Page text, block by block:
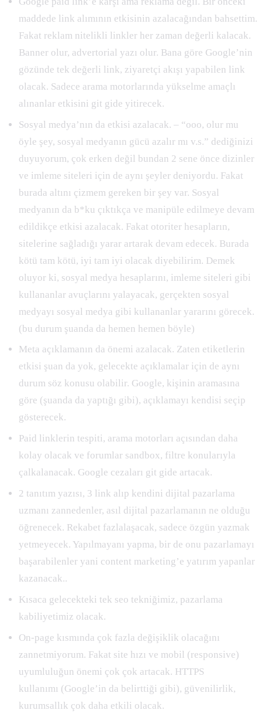
maddede link alımının etkisinin azalacağından bahsettim.
Fakat reklam nitelikli linkler her zaman değerli kalacak.
Banner olur, advertorial yazı olur. Bana göre Google’nin
gözünde tek değerli link, ziyaretçi akışı yapabilen link
olacak. Sadece arama motorlarında yükselme amaçlı
alınanlar etkisini git gide yitirecek.
Sosyal medya’nın da etkisi azalacak. – “ooo, olur mu
öyle şey, sosyal medyanın gücü azalır mı v.s.” dediğinizi
duyuyorum, çok erken değil bundan 2 sene önce dizinler
ve imleme siteleri için de aynı şeyler deniyordu. Fakat
burada altını çizmem gereken bir şey var. Sosyal
medyanın da b*ku çıktıkça ve manipüle edilmeye devam
edildikçe etkisi azalacak. Fakat otoriter hesapların,
sitelerine sağladığı yarar artarak devam edecek. Burada
kötü tam kötü, iyi tam iyi olacak diyebilirim. Demek
oluyor ki, sosyal medya hesaplarını, imleme siteleri gibi
kullananlar avuçlarını yalayacak, gerçekten sosyal
medyayı sosyal medya gibi kullananlar yararını görecek.
(bu durum şuanda da hemen hemen böyle)
Meta açıklamanın da önemi azalacak. Zaten etiketlerin
etkisi şuan da yok, gelecekte açıklamalar için de aynı
durum söz konusu olabilir. Google, kişinin aramasına
göre (şuanda da yaptığı gibi), açıklamayı kendisi seçip
gösterecek.
Paid linklerin tespiti, arama motorları açısından daha
kolay olacak ve forumlar sandbox, filtre konularıyla
çalkalanacak. Google cezaları git gide artacak.
2 tanıtım yazısı, 3 link alıp kendini dijital pazarlama
uzmanı zannedenler, asıl dijital pazarlamanın ne olduğu
öğrenecek. Rekabet fazlalaşacak, sadece özgün yazmak
yetmeyecek. Yapılmayanı yapma, bir de onu pazarlamayı
başarabilenler yani content marketing’e yatırım yapanlar
kazanacak..
Kısaca gelecekteki tek seo tekniğimiz, pazarlama
kabiliyetimiz olacak.
On-page kısmında çok fazla değişiklik olacağını
zannetmiyorum. Fakat site hızı ve mobil (responsive)
uyumluluğun önemi çok çok artacak. HTTPS
kullanımı (Google’in da belirttiği gibi), güvenilirlik,
kurumsallık çok daha etkili olacak.